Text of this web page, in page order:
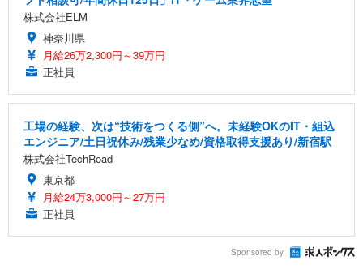
株式会社ELM
神奈川県
月給26万2,300円～39万円
正社員
工場の経験、次は“技術をつくる側”へ。未経験OKのIT・組込
エンジニア/土日祝休み/残業少なめ/資格取得支援あり/新宿駅
株式会社TechRoad
東京都
月給24万3,000円～27万円
正社員
Sponsored by